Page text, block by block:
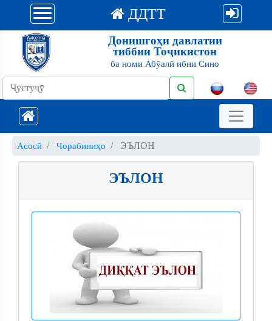
ДДТТ
Донишгоҳи давлатии
тиббии Тоҷикистон
ба номи Абӯалӣ ибни Сино
Асосӣ Чорабиниҳо ЭЪЛОН
ЭЪЛОН